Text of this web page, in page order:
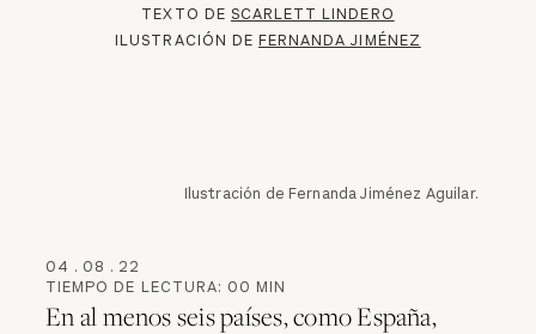
TEXTO DE SCARLETT LINDERO
ILUSTRACIÓN DE FERNANDA JIMÉNEZ
Ilustración de Fernanda Jiménez Aguilar.
04 . 08 . 22
TIEMPO DE LECTURA: 00 MIN
En al menos seis países, como España,